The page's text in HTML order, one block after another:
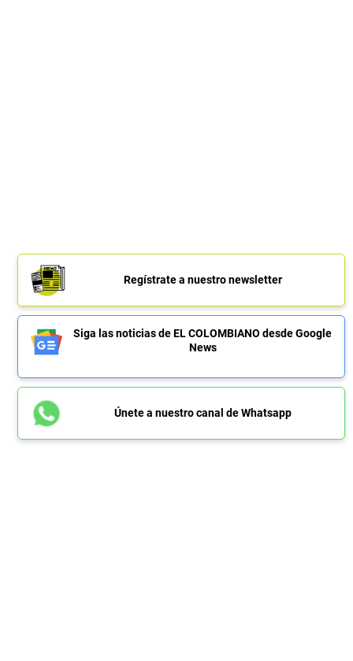
Regístrate a nuestro newsletter
Siga las noticias de EL COLOMBIANO desde Google
News
Únete a nuestro canal de Whatsapp